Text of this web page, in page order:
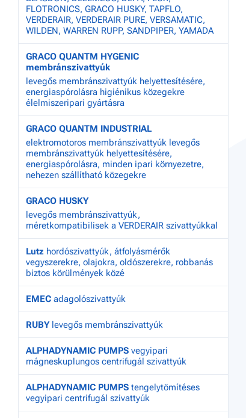
FLOTRONICS, GRACO HUSKY, TAPFLO,
VERDERAIR, VERDERAIR PURE, VERSAMATIC,
WILDEN, WARREN RUPP, SANDPIPER, YAMADA
GRACO QUANTM HYGENIC
membránszivattyúk
levegős membránszivattyúk helyettesítésére,
energiaspórolásra higiénikus közegekre
élelmiszeripari gyártásra
GRACO QUANTM INDUSTRIAL
elektromotoros membránszivattyúk levegős
membránszivattyúk helyettesítésére,
energiaspórolásra, minden ipari környezetre,
nehezen szállítható közegekre
GRACO HUSKY
levegős membránszivattyúk,
méretkompatibilisek a VERDERAIR szivattyúkkal
Lutz hordószivattyúk, átfolyásmérők
vegyszerekre, olajokra, oldószerekre, robbanás
biztos körülmények közé
EMEC adagolószivattyúk
RUBYlevegős membránszivattyúk
ALPHADYNAMIC PUMPS vegyipari
mágneskuplungos centrifugál szivattyúk
ALPHADYNAMIC PUMPS tengelytömítéses
vegyipari centrifugál szivattyúk